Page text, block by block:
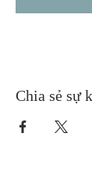
Chia sẻ sự